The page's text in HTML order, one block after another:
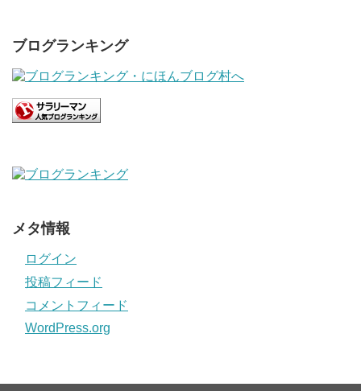
ブログランキング
メタ情報
ログイン
投稿フィード
コメントフィード
WordPress.org